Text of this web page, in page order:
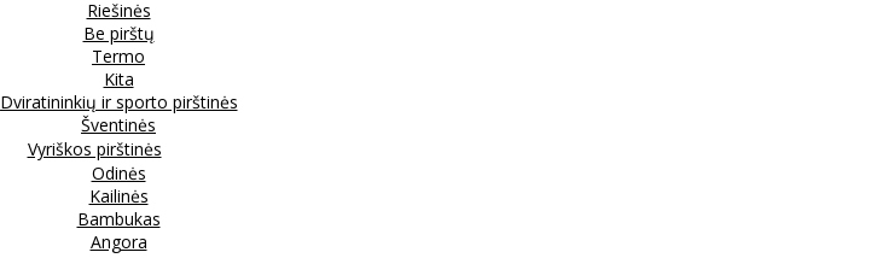
Riešinės
Be pirštų
Termo
Kita
Dviratininkių ir sporto pirštinės
Šventinės
Vyriškos pirštinės
Odinės
Kailinės
Bambukas
Angora